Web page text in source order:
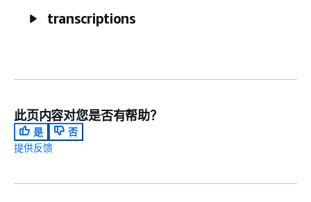
transcriptions
此页内容对您是否有帮助？
是
否
提供反馈